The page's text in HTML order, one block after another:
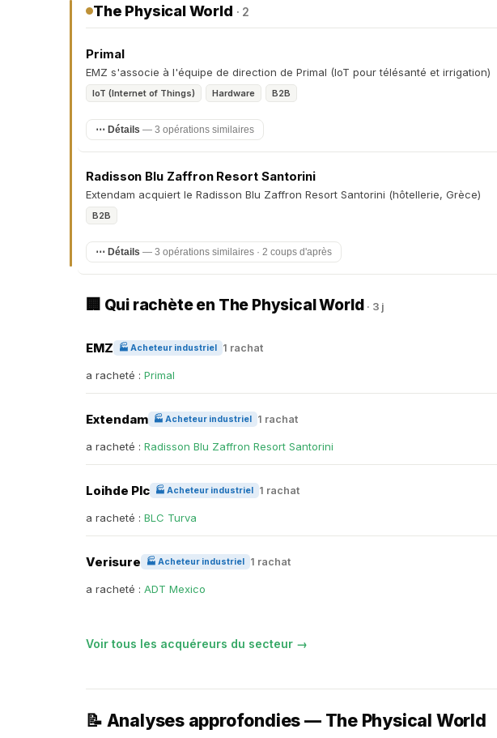
The Physical World · 2
Primal
EMZ s'associe à l'équipe de direction de Primal (IoT pour télésanté et irrigation)
IoT (Internet of Things) Hardware B2B
⋯ Détails — 3 opérations similaires
Radisson Blu Zaffron Resort Santorini
Extendam acquiert le Radisson Blu Zaffron Resort Santorini (hôtellerie, Grèce)
B2B
⋯ Détails — 3 opérations similaires · 2 coups d'après
🏢 Qui rachète en The Physical World · 3 j
EMZ 🏭 Acheteur industriel 1 rachat
a racheté : Primal
Extendam 🏭 Acheteur industriel 1 rachat
a racheté : Radisson Blu Zaffron Resort Santorini
Loihde Plc 🏭 Acheteur industriel 1 rachat
a racheté : BLC Turva
Verisure 🏭 Acheteur industriel 1 rachat
a racheté : ADT Mexico
Voir tous les acquéreurs du secteur →
📝 Analyses approfondies — The Physical World